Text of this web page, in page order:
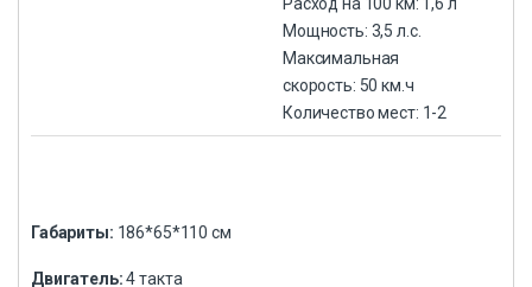
Мощность: 3,5 л.с.
Максимальная
скорость: 50 км.ч
Количество мест: 1-2
Габариты: 186*65*110 см
Двигатель:4 такта